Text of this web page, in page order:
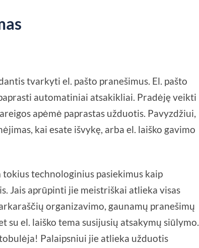
tvarkyti el. pašto pranešimus. El. pašto
automatiniai atsakikliai. Pradėję veikti
apėmė paprastas užduotis. Pavyzdžiui,
kai esate išvykę, arba el. laiško gavimo
technologinius pasiekimus kaip
Jais aprūpinti jie meistriškai atlieka visas
organizavimo, gaunamų pranešimų
el. laiško tema susijusių atsakymų siūlymo.
Palaipsniui jie atlieka užduotis